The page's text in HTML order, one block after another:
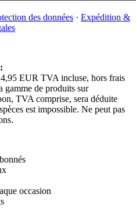
des données · Expédition &
EUR TVA incluse, hors frais
gamme de produits sur
TVA comprise, sera déduite
est impossible. Ne peut pas
occasion